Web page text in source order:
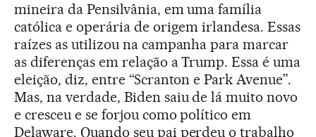
mineira da Pensilvânia, em uma família
católica e operária de origem irlandesa. Essas
raízes as utilizou na campanha para marcar
as diferenças em relação a Trump. Essa é uma
eleição, diz, entre “Scranton e Park Avenue”.
Mas, na verdade, Biden saiu de lá muito novo
e cresceu e se forjou como político em
Delaware. Quando seu pai perdeu o trabalho